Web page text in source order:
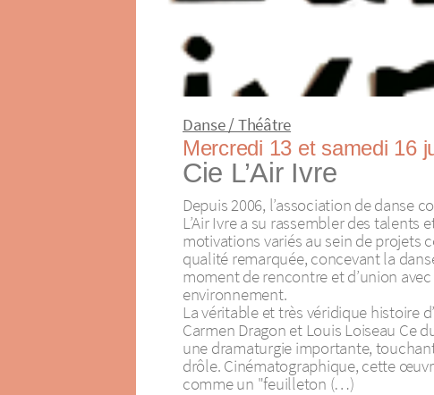
Danse / Théâtre
Mercredi 13 et samedi 16
Cie L’Air Ivre
Depuis 2006, l’association de danse
L’Air Ivre a su rassembler des talents
motivations variés au sein de projets
qualité remarquée, concevant la
moment de rencontre et d’union
environnement.
La véritable et très véridique histoire
Carmen Dragon et Louis Loiseau Ce
une dramaturgie importante,
drôle. Cinématographique, cette
comme un "feuilleton (…)